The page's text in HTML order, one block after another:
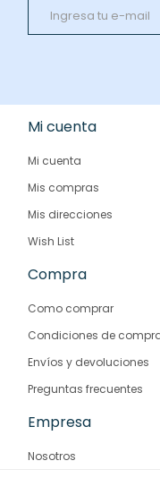
Mi cuenta
Mi cuenta
Mis compras
Mis direcciones
Wish List
Compra
Como comprar
Condiciones de
Envíos y devoluciones
Preguntas frecuentes
Empresa
Nosotros